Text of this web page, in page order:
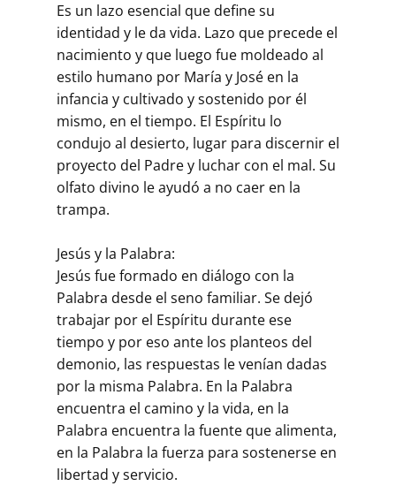
Es un lazo esencial que define su
identidad y le da vida. Lazo que precede el
nacimiento y que luego fue moldeado al
estilo humano por María y José en la
infancia y cultivado y sostenido por él
mismo, en el tiempo. El Espíritu lo
condujo al desierto, lugar para discernir el
proyecto del Padre y luchar con el mal. Su
olfato divino le ayudó a no caer en la
trampa.
Jesús y la Palabra:
Jesús fue formado en diálogo con la
Palabra desde el seno familiar. Se dejó
trabajar por el Espíritu durante ese
tiempo y por eso ante los planteos del
demonio, las respuestas le venían dadas
por la misma Palabra. En la Palabra
encuentra el camino y la vida, en la
Palabra encuentra la fuente que alimenta,
en la Palabra la fuerza para sostenerse en
libertad y servicio.